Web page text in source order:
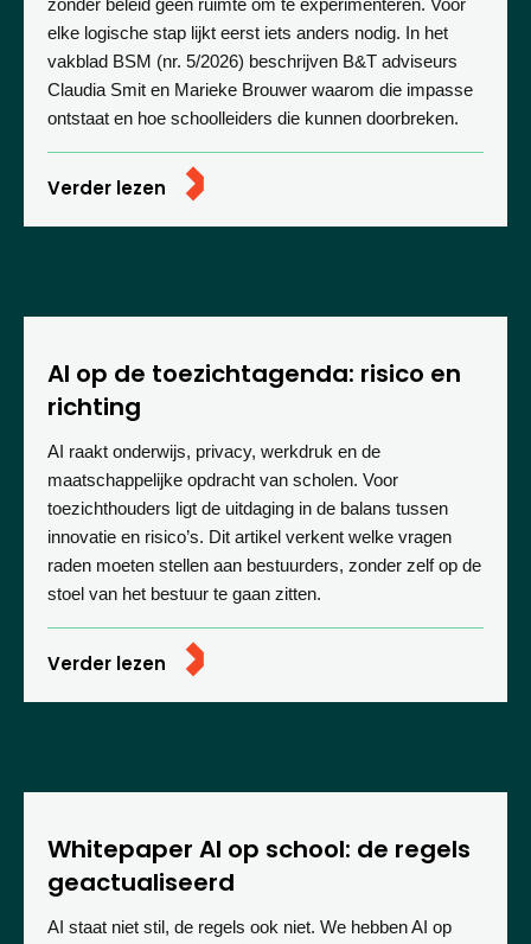
zonder beleid geen ruimte om te experimenteren. Voor
elke logische stap lijkt eerst iets anders nodig. In het
vakblad BSM (nr. 5/2026) beschrijven B&T adviseurs
Claudia Smit en Marieke Brouwer waarom die impasse
ontstaat en hoe schoolleiders die kunnen doorbreken.
Verder lezen
AI op de toezichtagenda: risico en
richting
AI raakt onderwijs, privacy, werkdruk en de
maatschappelijke opdracht van scholen. Voor
toezichthouders ligt de uitdaging in de balans tussen
innovatie en risico’s. Dit artikel verkent welke vragen
raden moeten stellen aan bestuurders, zonder zelf op de
stoel van het bestuur te gaan zitten.
Verder lezen
Whitepaper AI op school: de regels
geactualiseerd
AI staat niet stil, de regels ook niet. We hebben AI op